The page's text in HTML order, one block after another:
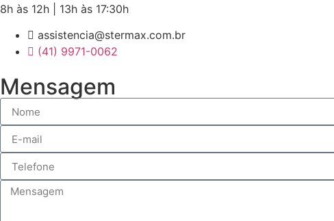
8h às 12h | 13h às 17:30h
assistencia@stermax.com.br
(41) 9971-0062
Mensagem